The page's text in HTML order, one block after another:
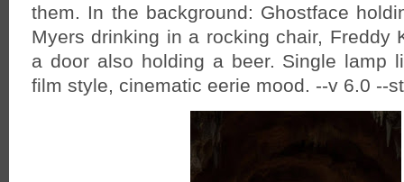
them. In the background: Ghostface
Myers drinking in a rocking chair, Freddy
a door also holding a beer. Single lamp
film style, cinematic eerie mood. --v 6.0 --